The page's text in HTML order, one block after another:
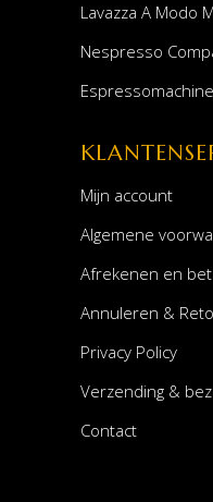
Lavazza A Modo
Nespresso
Mijn account
Algemene
Afrekenen en
Annuleren &
Privacy Policy
Verzending &
Contact